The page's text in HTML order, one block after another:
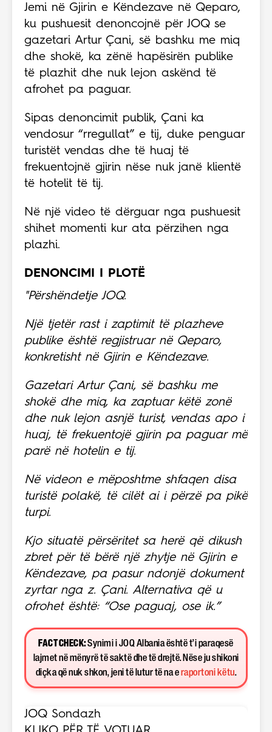
Jemi në Gjirin e Këndezave në Qeparo,
ku pushuesit denoncojnë për JOQ se
gazetari Artur Çani, së bashku me miq
dhe shokë, ka zënë hapësirën publike
të plazhit dhe nuk lejon askënd të
afrohet pa paguar.
Sipas denoncimit publik, Çani ka
vendosur “rregullat” e tij, duke penguar
turistët vendas dhe të huaj të
frekuentojnë gjirin nëse nuk janë klientë
të hotelit të tij.
Në një video të dërguar nga pushuesit
shihet momenti kur ata përzihen nga
plazhi.
DENONCIMI I PLOTË
"Përshëndetje JOQ.
Një tjetër rast i zaptimit të plazheve
publike është regjistruar në Qeparo,
konkretisht në Gjirin e Këndezave.
Gazetari Artur Çani, së bashku me
shokë dhe miq, ka zaptuar këtë zonë
dhe nuk lejon asnjë turist, vendas apo i
huaj, të frekuentojë gjirin pa paguar më
parë në hotelin e tij.
Në videon e mëposhtme shfaqen disa
turistë polakë, të cilët ai i përzë pa pikë
turpi.
Kjo situatë përsëritet sa herë që dikush
zbret për të bërë një zhytje në Gjirin e
Këndezave, pa pasur ndonjë dokument
zyrtar nga z. Çani. Alternativa që u
ofrohet është: “Ose paguaj, ose ik.”
FACT CHECK:Synimi i JOQ Albania është t’i paraqesë
lajmet në mënyrë të saktë dhe të drejtë. Nëse ju shikoni
diçka që nuk shkon, jeni të lutur të na e raportoni këtu.
JOQ Sondazh